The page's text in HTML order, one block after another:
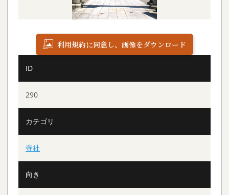
利用規約に同意し、画像をダウンロード
ID
290
カテゴリ
寺社
向き